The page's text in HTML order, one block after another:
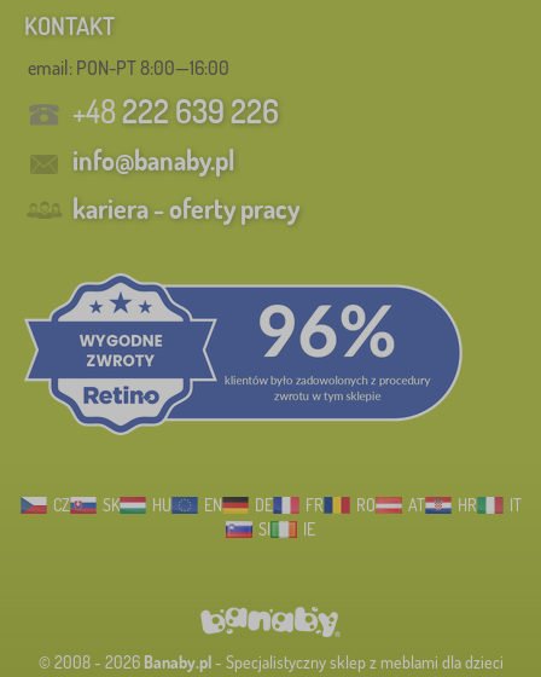
KONTAKT
email: PON-PT 8:00—16:00
+48222 639 226
info@banaby.pl
kariera - oferty pracy
CZ SK HU EN DE FR RO AT HR
IT
SI
IE
© 2008 - 2026 Banaby.pl- Specjalistyczny sklep z meblami dla dzieci